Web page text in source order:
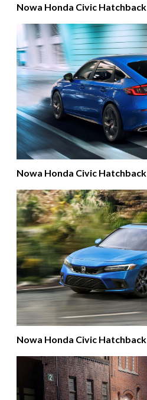
Nowa Honda Civic Hatchback
Nowa Honda Civic Hatchback
Nowa Honda Civic Hatchback